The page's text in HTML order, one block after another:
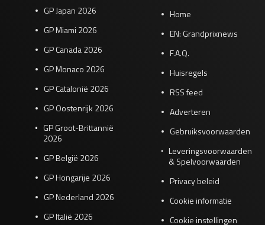
GP Japan 2026
GP Miami 2026
GP Canada 2026
GP Monaco 2026
GP Catalonië 2026
GP Oostenrijk 2026
GP Groot-Brittannië
2026
GP België 2026
GP Hongarije 2026
GP Nederland 2026
GP Italië 2026
Home
EN: Grandprixnews
F.A.Q.
Huisregels
RSS feed
Adverteren
Gebruiksvoorwaarden
Leveringsvoorwaarden
& Spelvoorwaarden
Privacy beleid
Cookie informatie
Cookie instellingen